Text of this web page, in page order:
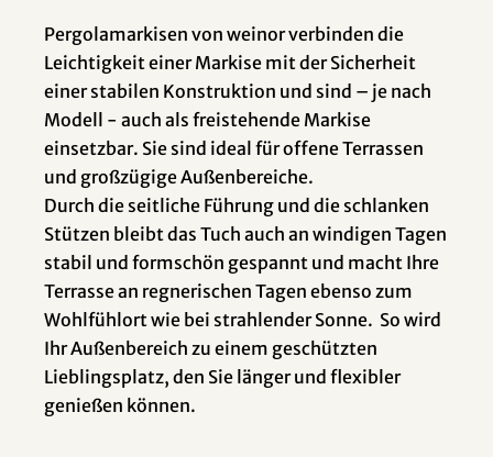
Pergolamarkisen von weinor verbinden die
Leichtigkeit einer Markise mit der Sicherheit
einer stabilen Konstruktion und sind – je nach
Modell - auch als freistehende Markise
einsetzbar. Sie sind ideal für offene Terrassen
und großzügige Außenbereiche.
Durch die seitliche Führung und die schlanken
Stützen bleibt das Tuch auch an windigen Tagen
stabil und formschön gespannt und macht Ihre
Terrasse an regnerischen Tagen ebenso zum
Wohlfühlort wie bei strahlender Sonne. So wird
Ihr Außenbereich zu einem geschützten
Lieblingsplatz, den Sie länger und flexibler
genießen können.